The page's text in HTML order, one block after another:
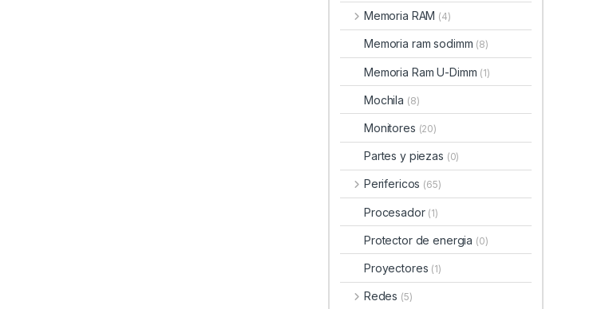
Memoria RAM (4)
Memoria ram sodimm (8)
Memoria Ram U-Dimm (1)
Mochila (8)
Monitores (20)
Partes y piezas (0)
Perifericos (65)
Procesador (1)
Protector de energia (0)
Proyectores (1)
Redes (5)